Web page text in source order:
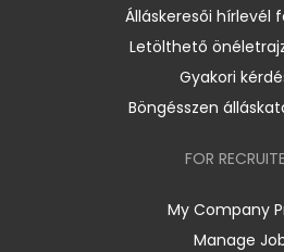
Álláskeresői hírlevél
Letölthető
Gyakori
Böngésszen
FOR
My Company
Manage